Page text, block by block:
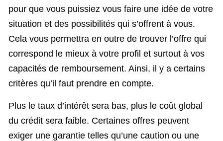
pour que vous puissiez vous faire une idée de votre
situation et des possibilités qui s’offrent à vous.
Cela vous permettra en outre de trouver l’offre qui
correspond le mieux à votre profil et surtout à vos
capacités de remboursement. Ainsi, il y a certains
critères qu’il faut prendre en compte.
Plus le taux d’intérêt sera bas, plus le coût global
du crédit sera faible. Certaines offres peuvent
exiger une garantie telles qu’une caution ou une